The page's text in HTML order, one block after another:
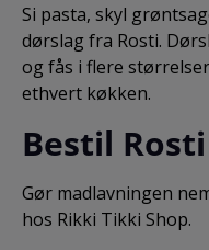
Si pasta, skyl
dørslag fra Rosti.
og fås i flere
ethvert køkken.
Bestil
Gør madlavningen
hos Rikki Tikki Shop.